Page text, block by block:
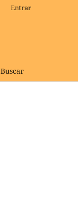
Buscar
Entrar